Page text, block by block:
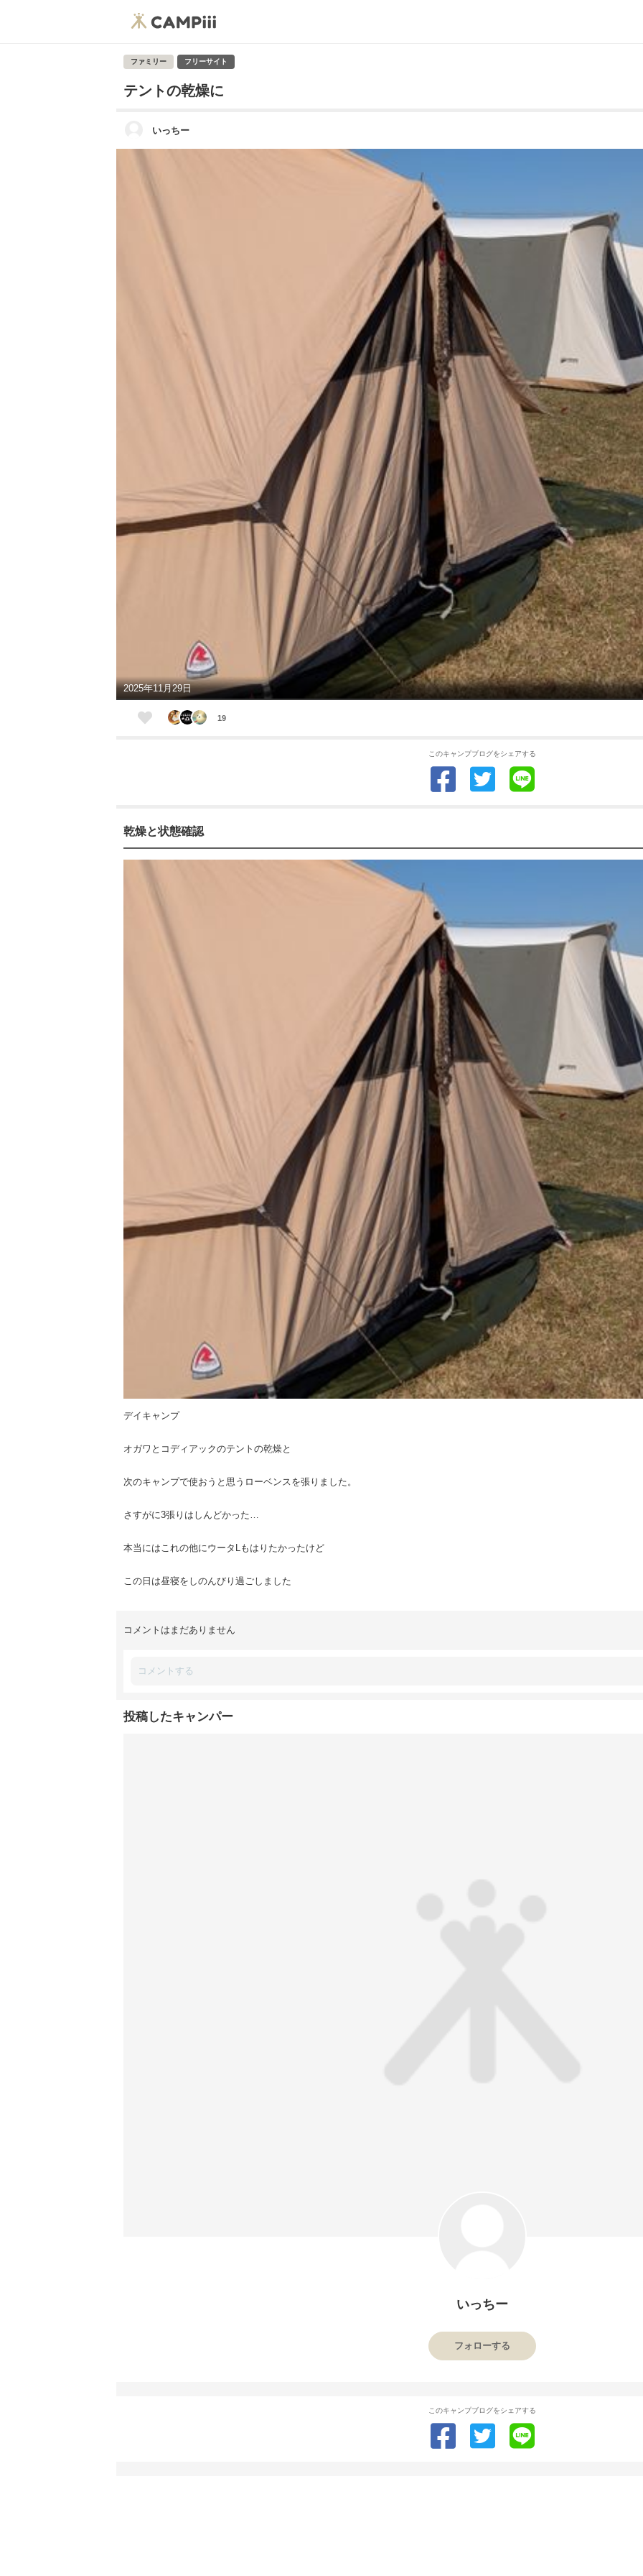
ファミリー フリーサイト
テントの乾燥に
いっちー
2025年11月29日
19
このキャンプブログをシェアする
乾燥と状態確認
デイキャンプ
オガワとコディアックのテントの乾燥と
次のキャンプで使おうと思うローベンスを張りました。
さすがに3張りはしんどかった…
本当にはこれの他にウータLもはりたかったけど
この日は昼寝をしのんびり過ごしました
コメントはまだありません
投稿したキャンパー
いっちー
フォローする
このキャンプブログをシェアする